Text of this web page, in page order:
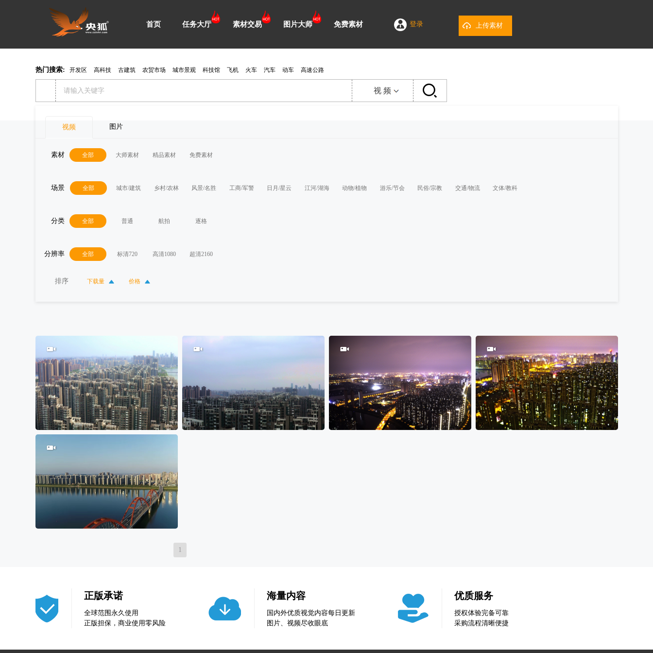
首页 任务大厅 素材交易 图片大师 免费素材 上传素材
登录
热门搜索: 开发区 高科技 古建筑 农贸市场 城市景观 科技馆 飞机 火车 汽车 动车 高速公路
视 频
视频 图片
素材 全部 大师素材 精品素材 免费素材
场景 全部 城市/建筑 乡村/农林 风景/名胜 工商/军警 日月/星云 江河/湖海 动物/植物 游乐/节会 民俗/宗教 交通/物流 文体/教科
分类 全部 普通 航拍 逐格
分辨率 全部 标清720 高清1080 超清2160
排序 下载量 价格
100 0
15
0
100
0 100 0
1
正版承诺
全球范围永久使用
正版担保，商业使用零风险
海量内容
国内外优质视觉内容每日更新
图片、视频尽收眼底
优质服务
授权体验完备可靠
采购流程清晰便捷